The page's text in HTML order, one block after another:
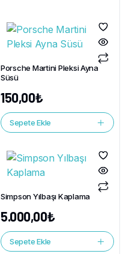
Porsche Martini Pleksi Ayna
Süsü
150,00₺
Sepete Ekle
Simpson Yılbaşı Kaplama
5.000,00₺
Sepete Ekle